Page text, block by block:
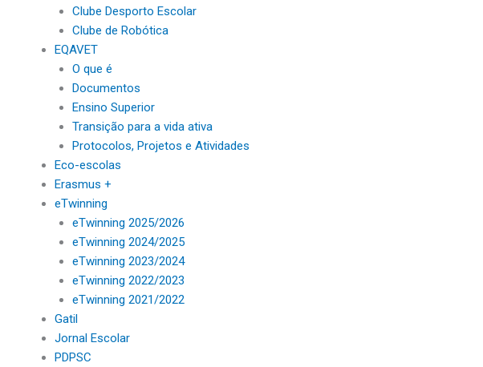
Clube Desporto Escolar
Clube de Robótica
EQAVET
O que é
Documentos
Ensino Superior
Transição para a vida ativa
Protocolos, Projetos e Atividades
Eco-escolas
Erasmus +
eTwinning
eTwinning 2025/2026
eTwinning 2024/2025
eTwinning 2023/2024
eTwinning 2022/2023
eTwinning 2021/2022
Gatil
Jornal Escolar
PDPSC